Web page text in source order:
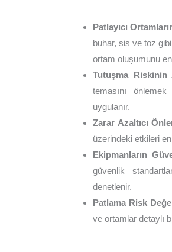
Patlayıcı
buhar, sis ve toz
ortam oluşumunu
Tutuşma Riskinin
temasını
uygulanır.
Zarar Azaltıcı
üzerindeki etkileri
Ekipmanların
güvenlik
denetlenir.
Patlama Risk
ve ortamlar detaylı